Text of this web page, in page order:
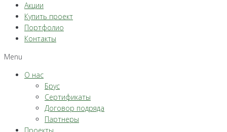
Акции
Купить проект
Портфолио
Контакты
Menu
О нас
Брус
Сертификаты
Договор подряда
Партнеры